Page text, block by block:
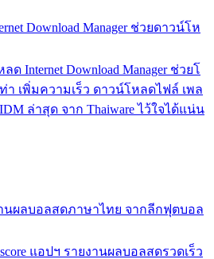
Download Manager ช่วยดาวน์โห
Internet Download Manager ช่วยโ
า เพิ่มความเร็ว ดาวน์โหลดไฟล์ เพล
ล่าสุด จาก Thaiware ไว้ใจได้แน่น
านผลบอลสดภาษาไทย จากลีกฟุตบอล
แอปฯ รายงานผลบอลสดรวดเร็ว